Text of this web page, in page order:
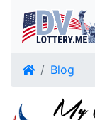
Blog